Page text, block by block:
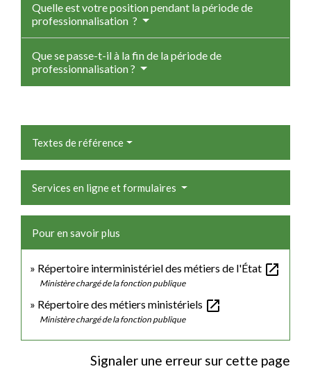
Quelle est votre position pendant la période de
professionnalisation ?
Que se passe-t-il à la fin de la période de
professionnalisation ?
Textes de référence
Services en ligne et formulaires
Pour en savoir plus
Répertoire interministériel des métiers de l'État open_in_new
Ministère chargé de la fonction publique
Répertoire des métiers ministériels open_in_new
Ministère chargé de la fonction publique
Signaler une erreur sur cette page